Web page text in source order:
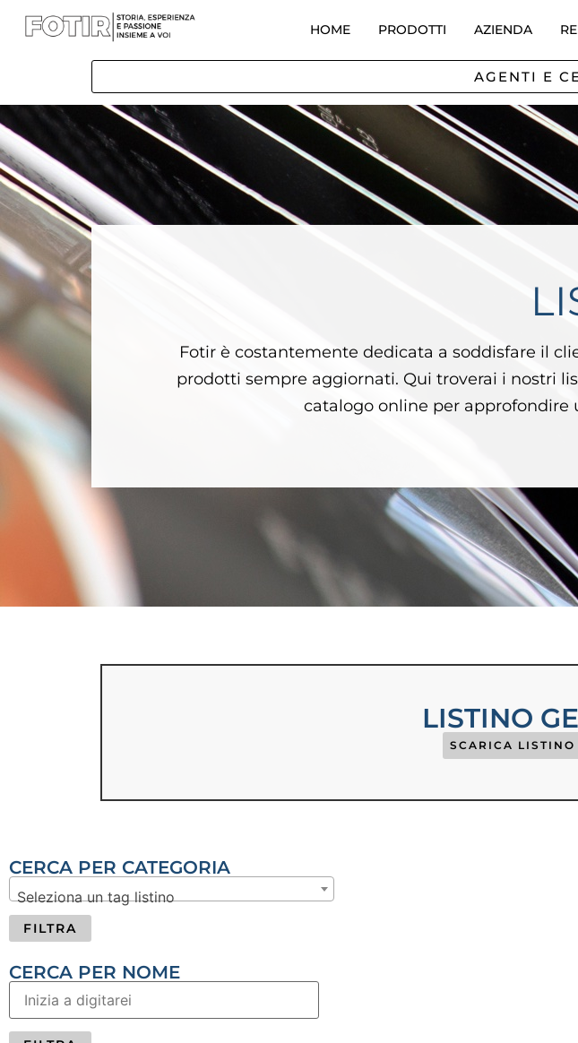
HOME PRODOTTI AZIENDA
AGENTI E
Fotir è costantemente dedicata a soddisfare il
prodotti sempre aggiornati. Qui troverai i nostri
catalogo online per
LISTINO
SCARICA
CERCA PER CATEGORIA
Seleziona un tag listino
FILTRA
CERCA PER NOME